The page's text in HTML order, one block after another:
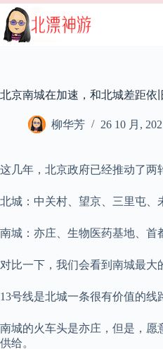
跳
至
内
北京南城在加速，和北城差距依
柳华芳 26 10 月,
这几年，北京政府已经推动了两
北城：中关村、望京、三里屯、
南城：亦庄、生物医药基地、首
对比一下，我们会看到南城最大
13号线是北城一条很有价值的线
南城的火车头是亦庄，但是，愿
供给。